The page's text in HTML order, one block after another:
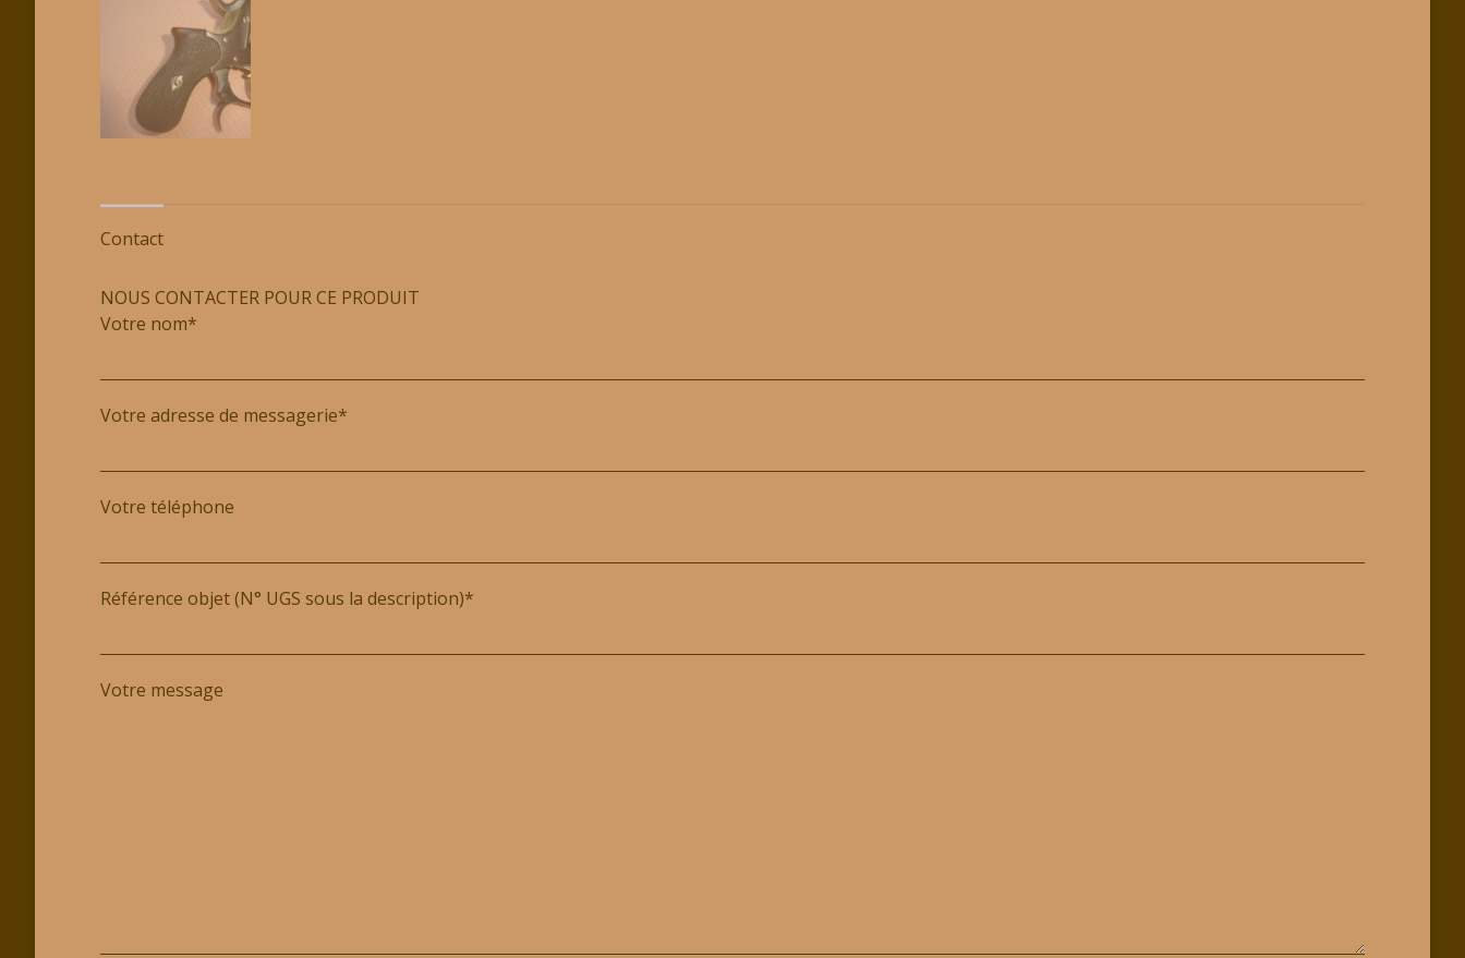
Contact
NOUS CONTACTER POUR CE PRODUIT
Votre nom*
Votre adresse de messagerie*
Votre téléphone
Référence objet (N° UGS sous la description)*
Votre message